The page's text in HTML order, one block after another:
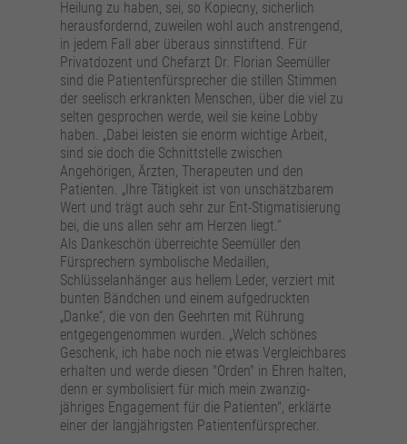
Heilung zu haben, sei, so Kopiecny, sicherlich
herausfordernd, zuweilen wohl auch anstrengend,
in jedem Fall aber überaus sinnstiftend. Für
Privatdozent und Chefarzt Dr. Florian Seemüller
sind die Patientenfürsprecher die stillen Stimmen
der seelisch erkrankten Menschen, über die viel zu
selten gesprochen werde, weil sie keine Lobby
haben. „Dabei leisten sie enorm wichtige Arbeit,
sind sie doch die Schnittstelle zwischen
Angehörigen, Ärzten, Therapeuten und den
Patienten. „Ihre Tätigkeit ist von unschätzbarem
Wert und trägt auch sehr zur Ent-Stigmatisierung
bei, die uns allen sehr am Herzen liegt.“
Als Dankeschön überreichte Seemüller den
Fürsprechern symbolische Medaillen,
Schlüsselanhänger aus hellem Leder, verziert mit
bunten Bändchen und einem aufgedruckten
„Danke“, die von den Geehrten mit Rührung
entgegengenommen wurden. „Welch schönes
Geschenk, ich habe noch nie etwas Vergleichbares
erhalten und werde diesen "Orden" in Ehren halten,
denn er symbolisiert für mich mein zwanzig-
jähriges Engagement für die Patienten", erklärte
einer der langjährigsten Patientenfürsprecher.